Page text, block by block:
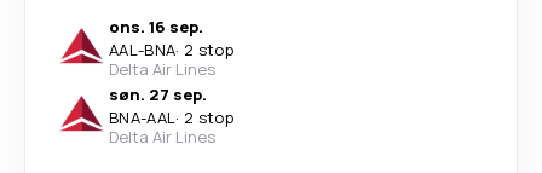
ons. 16 sep.
AAL-BNA· 2 stop
Delta Air Lines
søn. 27 sep.
BNA-AAL· 2 stop
Delta Air Lines